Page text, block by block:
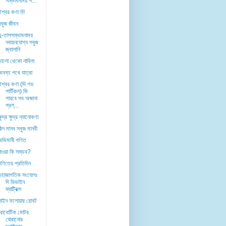
কণা !!!
জীবন
তাপসম্ভাবনাময়
নবায়নযোগ্য সবুজ
জ্বালানি
থেকো নাবিলা
পথে যাত্রা
কণা (দি গড
পার্টিকল) কি
পারবে সব অজানা
প্রশ্...
ক্ষুদ্র ন্যানোকণা
মানব সবুজ মানবী
গণিত
কি সম্ভব?
প্রতিদিন
সংযোগঃ
দি ডিভাইন
ম্যাট্রিক্স
ফলোয়ার রোবট
মোটর
ঘোরানোর